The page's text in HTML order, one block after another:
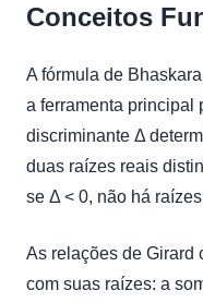
Conceitos
A fórmula de
a ferramenta principal
discriminante Δ
duas raízes reais
se Δ < 0, não há
As relações de Girard
com suas raízes: a